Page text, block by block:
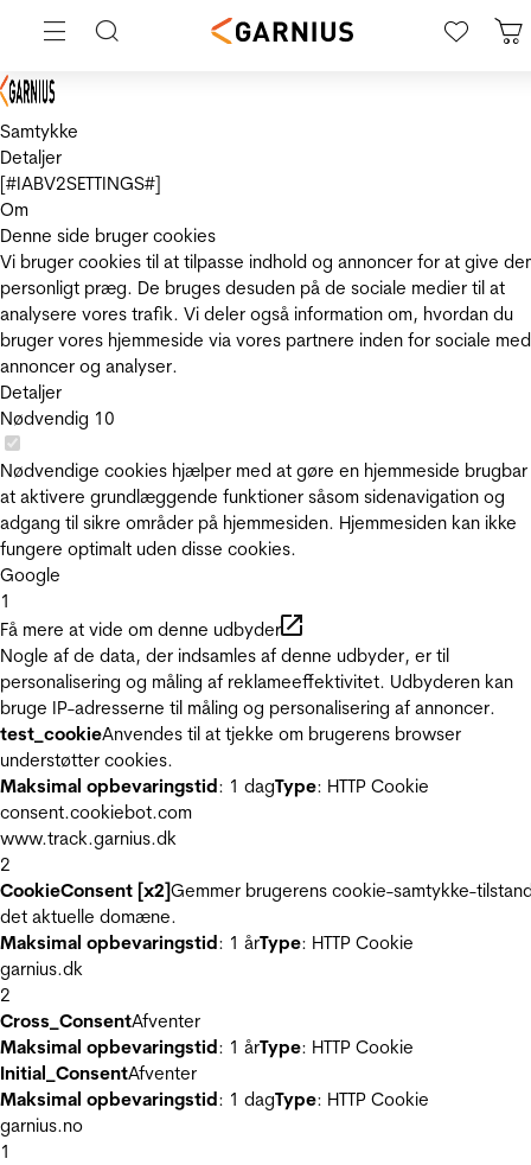
Samtykke
Detaljer
[#IABV2SETTINGS#]
Om
Denne side bruger cookies
Vi bruger cookies til at tilpasse indhold og annoncer for at give
personligt præg. De bruges desuden på de sociale medier til at
analysere vores trafik. Vi deler også information om, hvordan du
bruger vores hjemmeside via vores partnere inden for sociale
annoncer og analyser.
Detaljer
Nødvendig 10
Nødvendige cookies hjælper med at gøre en hjemmeside
at aktivere grundlæggende funktioner såsom sidenavigation og
adgang til sikre områder på hjemmesiden. Hjemmesiden kan ikke
fungere optimalt uden disse cookies.
Google
1
Få mere at vide om denne udbyder
Nogle af de data, der indsamles af denne udbyder, er til
personalisering og måling af reklameeffektivitet. Udbyderen kan
bruge IP-adresserne til måling og personalisering af annoncer.
test_cookieAnvendes til at tjekke om brugerens browser
understøtter cookies.
Maksimal opbevaringstid: 1 dagType: HTTP Cookie
consent.cookiebot.com
www.track.garnius.dk
2
CookieConsent [x2]Gemmer brugerens cookie-samtykke-
det aktuelle domæne.
Maksimal opbevaringstid: 1 årType: HTTP Cookie
garnius.dk
2
Cross_ConsentAfventer
Maksimal opbevaringstid: 1 årType: HTTP Cookie
Initial_ConsentAfventer
Maksimal opbevaringstid: 1 dagType: HTTP Cookie
garnius.no
1